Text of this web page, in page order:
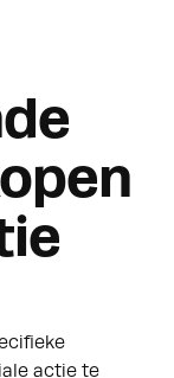
actie te